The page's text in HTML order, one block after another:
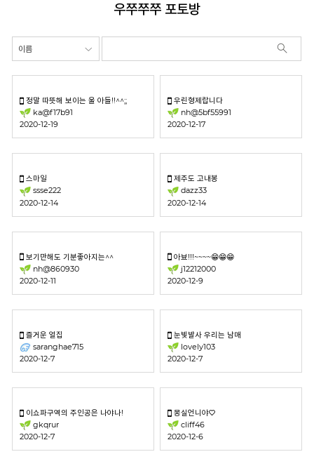
우쭈쭈쭈 포토방
정말 따뜻해 보이는 울 아들!!^^;;
ka@f17b91
2020-12-19
우린형제랍니다
nh@5bf55991
2020-12-17
스마일
ssse222
2020-12-14
제주도 고내봉
dazz33
2020-12-14
보기만해도 기분좋아지는^^
nh@860930
2020-12-11
아뵤!!!~~~~😁😁😁
j12212000
2020-12-9
즐거운 얼집
saranghae715
2020-12-7
눈빛발사 우리는 남매
lovely103
2020-12-7
이쇼파구역의 주인공은 나야나!
gkqrur
2020-12-7
몽실언니야♡
cliff46
2020-12-6